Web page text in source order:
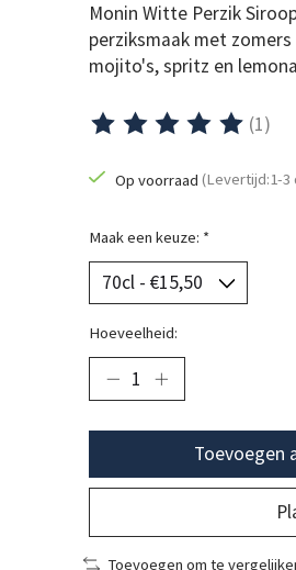
Monin Witte Perzik
perziksmaak met
mojito's, spritz en
De beoordeling van dit
(1)
Op voorraad (Levertijd:1-3
Maak een keuze: *
Hoeveelheid:
Toevoegen
Toevoegen om te